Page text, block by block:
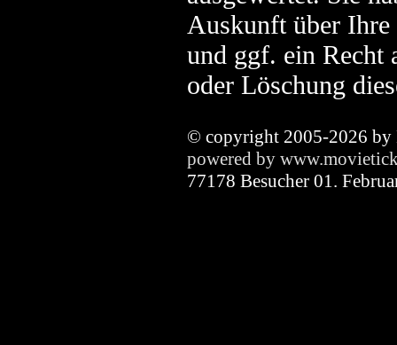
Auskunft über Ihre
und ggf. ein Recht
oder Löschung
© copyright 2005-2026 by
powered by
77178 Besucher 01.